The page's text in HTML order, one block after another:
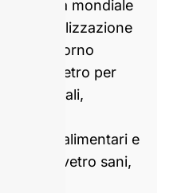
mondiale
personalizzazione
Ogni giorno
in vetro per
e locali,
prodotti alimentari e
in vetro sani,